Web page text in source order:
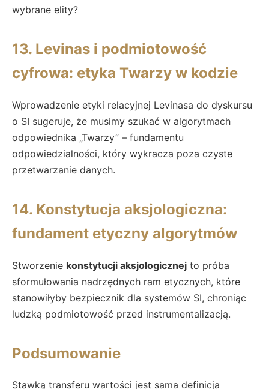
wybrane elity?
13. Levinas i podmiotowość
cyfrowa: etyka Twarzy w kodzie
Wprowadzenie etyki relacyjnej Levinasa do dyskursu
o SI sugeruje, że musimy szukać w algorytmach
odpowiednika „Twarzy” – fundamentu
odpowiedzialności, który wykracza poza czyste
przetwarzanie danych.
14. Konstytucja aksjologiczna:
fundament etyczny algorytmów
Stworzenie konstytucji aksjologicznej to próba
sformułowania nadrzędnych ram etycznych, które
stanowiłyby bezpiecznik dla systemów SI, chroniąc
ludzką podmiotowość przed instrumentalizacją.
Podsumowanie
Stawką transferu wartości jest sama definicja